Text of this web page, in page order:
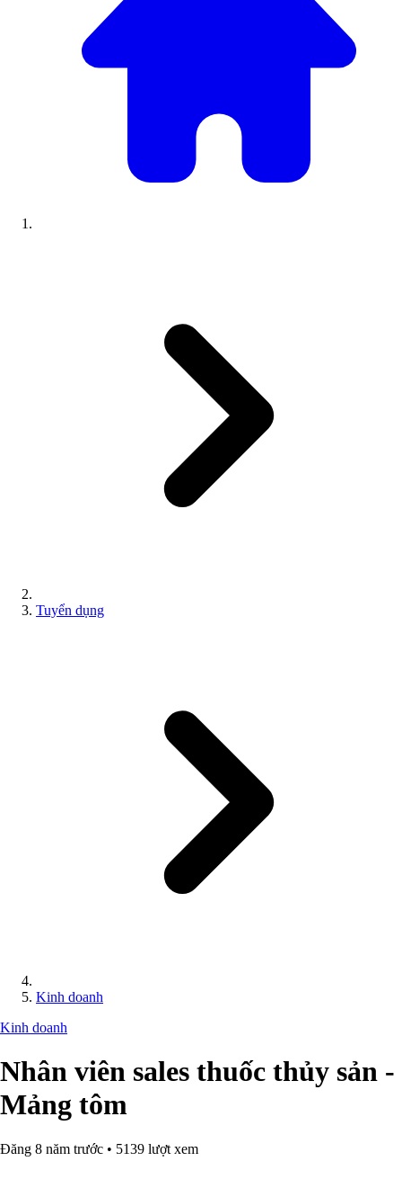
Tuyển dụng
Kinh doanh
Kinh doanh
Nhân viên sales thuốc thủy sản -
Mảng tôm
Đăng 8 năm trước • 5139 lượt xem